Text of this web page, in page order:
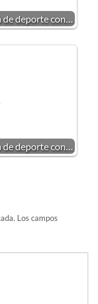
de deporte con…
de deporte con…
Los campos